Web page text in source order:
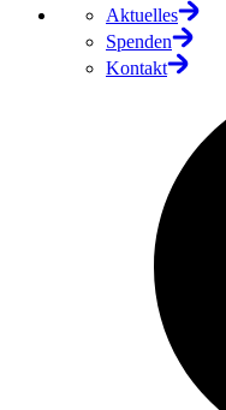
Aktuelles
Spenden
Kontakt